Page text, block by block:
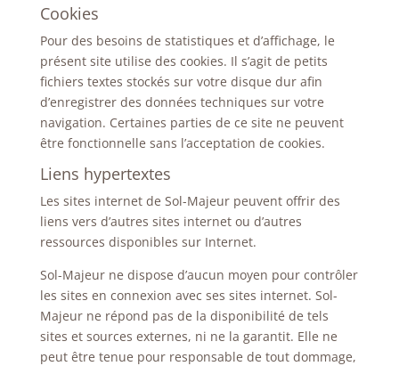
Cookies
Pour des besoins de statistiques et d’affichage, le
présent site utilise des cookies. Il s’agit de petits
fichiers textes stockés sur votre disque dur afin
d’enregistrer des données techniques sur votre
navigation. Certaines parties de ce site ne peuvent
être fonctionnelle sans l’acceptation de cookies.
Liens hypertextes
Les sites internet de Sol-Majeur peuvent offrir des
liens vers d’autres sites internet ou d’autres
ressources disponibles sur Internet.
Sol-Majeur ne dispose d’aucun moyen pour contrôler
les sites en connexion avec ses sites internet. Sol-
Majeur ne répond pas de la disponibilité de tels
sites et sources externes, ni ne la garantit. Elle ne
peut être tenue pour responsable de tout dommage,